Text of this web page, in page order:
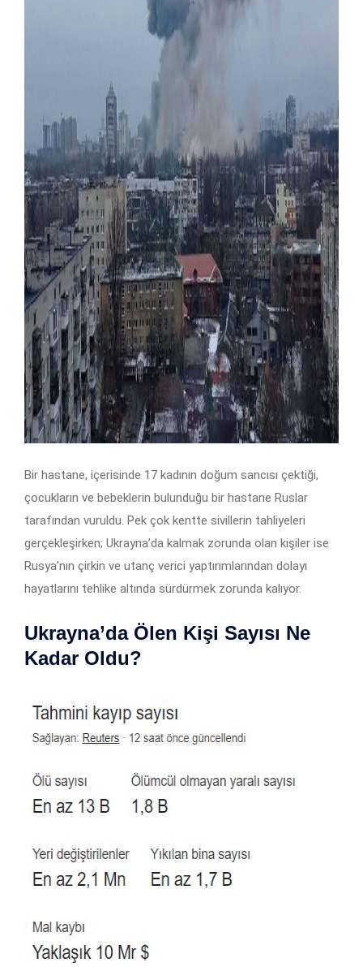
Bir hastane, içerisinde 17 kadının doğum sancısı çektiği,
çocukların ve bebeklerin bulunduğu bir hastane Ruslar
tarafından vuruldu. Pek çok kentte sivillerin tahliyeleri
gerçekleşirken; Ukrayna’da kalmak zorunda olan kişiler ise
Rusya’nın çirkin ve utanç verici yaptırımlarından dolayı
hayatlarını tehlike altında sürdürmek zorunda kalıyor.
Ukrayna’da Ölen Kişi Sayısı Ne
Kadar Oldu?